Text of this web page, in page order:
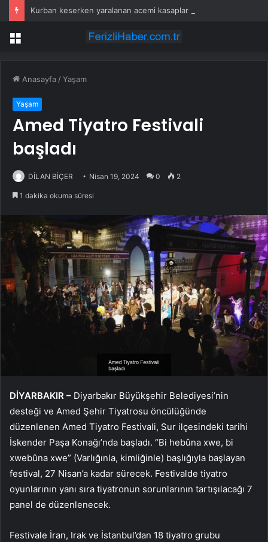
Kurban keserken yaralanan acemi kasaplar hastanelik oldu
Menü
Anasayfa /Yaşam
Yaşam
Amed Tiyatro Festivali
başladı
DİLAN BİÇER Nisan 19, 2024 0 2
1 dakika okuma süresi
DİYARBAKIR – Diyarbakır Büyükşehir Belediyesi’nin
desteği ve Amed Şehir Tiyatrosu öncülüğünde
düzenlenen Amed Tiyatro Festivali, Sur ilçesindeki tarihi
İskender Paşa Konağı’nda başladı. “Bi hebûna xwe, bi
xwebûna xwe” (Varlığınla, kimliğinle) başlığıyla başlayan
festival, 27 Nisan’a kadar sürecek. Festivalde tiyatro
oyunlarının yanı sıra tiyatronun sorunlarının tartışılacağı 7
panel de düzenlenecek.
Festivale İran, Irak ve İstanbul’dan 18 tiyatro grubu